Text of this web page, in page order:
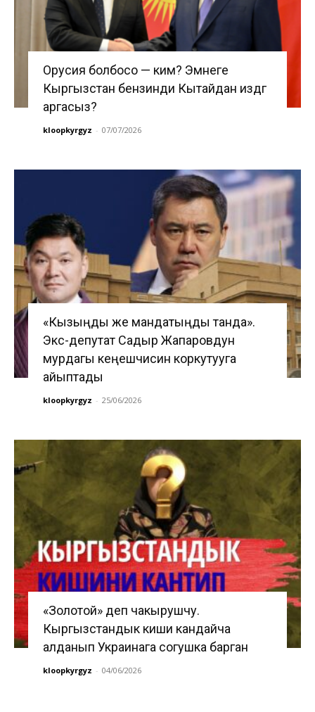
Орусия болбосо — ким? Эмнеге
Кыргызстан бензинди Кытайдан издөөгө
аргасыз?
kloopkyrgyz - 07/07/2026
«Кызыңды же мандатыңды танда».
Экс-депутат Садыр Жапаровдун
мурдагы кеңешчисин коркутууга
айыптады
kloopkyrgyz - 25/06/2026
«Золотой» деп чакырушчу.
Кыргызстандык киши кандайча
алданып Украинага согушка барган
kloopkyrgyz - 04/06/2026